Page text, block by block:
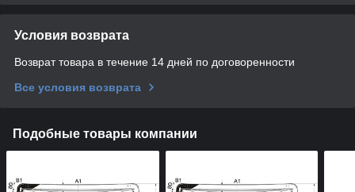
Условия возврата
Возврат товара в течение 14 дней по договоренности
Все условия возврата
Подобные товары компании